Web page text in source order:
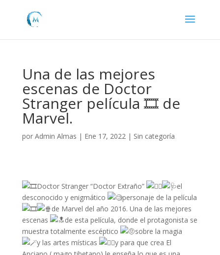
Una de las mejores
escenas de Doctor
Stranger película 🎞 de
Marvel.
por Admin Almas | Ene 17, 2022| Sin categoría
Doctor Stranger “Doctor Extraño”
el
desconocido y enigmático
personaje de la película
de Marvel del año 2016. Una de las mejores
escenas
de esta película, donde el protagonista se
muestra totalmente escéptico
sobre la magia
y las artes místicas
y para que crea El